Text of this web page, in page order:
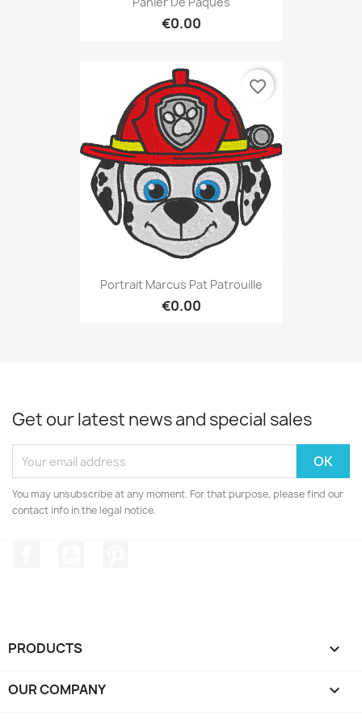
€0.00
Portrait Marcus Pat Patrouille
€0.00
favorite_border
Get our latest news and special sales
You may unsubscribe at any moment. For that purpose, please find our
contact info in the legal notice.
PRODUCTS 
OUR COMPANY 